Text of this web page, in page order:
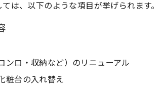
長く安心が続く
水回りリフォー
は、以下のような項目が挙げられます。
ンロ・収納など）のリニューアル
粧台の入れ替え